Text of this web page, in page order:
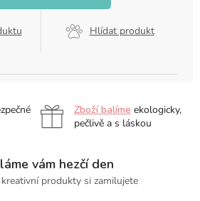
Hlídat produkt
Zboží balíme ekologicky,
pečlivě a s láskou
vám hezčí den
kreativní produkty si zamilujete